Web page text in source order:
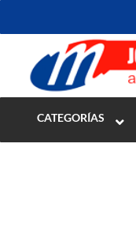
CATEGORÍAS
Inicio>ENCENDIDO